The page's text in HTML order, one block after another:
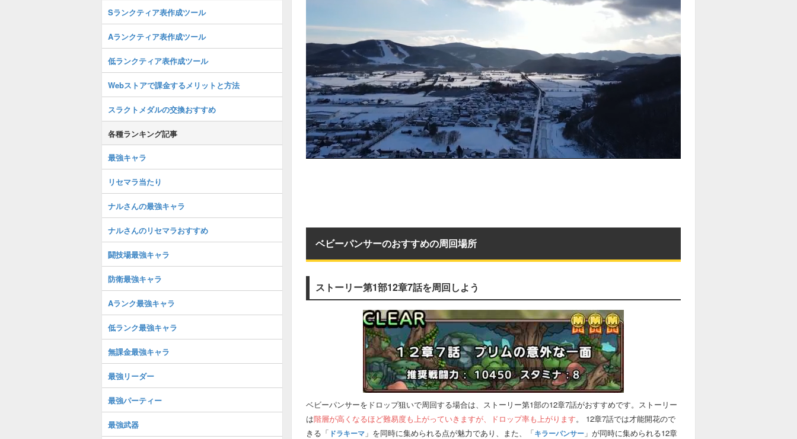
ベビーパンサーのおすすめの周回場所
ストーリー第1部12章7話を周回しよう
ベビーパンサーをドロップ狙いで周回する場合は、ストーリー第1部の12章7話がおすすめです。ストーリー
は階層が高くなるほど難易度も上がっていきますが、ドロップ率も上がります。 12章7話では才能開花ので
きる「 ドラキーマ 」を同時に集められる点が魅力であり、また、「キラーパンサー 」が同時に集められる12章
Sランクティア表作成ツール
Aランクティア表作成ツール
低ランクティア表作成ツール
Webストアで課金するメリットと方法
スラクトメダルの交換おすすめ
各種ランキング記事
最強キャラ
リセマラ当たり
ナルさんの最強キャラ
ナルさんのリセマラおすすめ
闘技場最強キャラ
防衛最強キャラ
Aランク最強キャラ
低ランク最強キャラ
無課金最強キャラ
最強リーダー
最強パーティー
最強武器